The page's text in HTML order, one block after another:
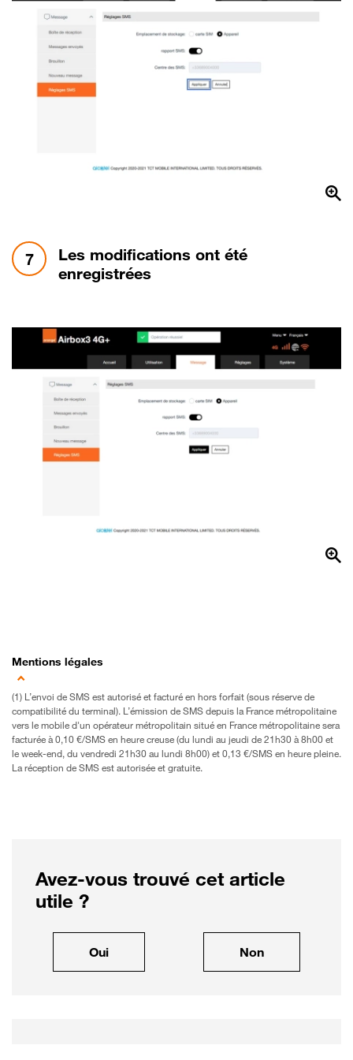
7 étape 7:
Les modifications ont été
enregistrées
Mentions légales
(1) L’envoi de SMS est autorisé et facturé en hors forfait (sous réserve de
compatibilité du terminal). L’émission de SMS depuis la France métropolitaine
vers le mobile d'un opérateur métropolitain situé en France métropolitaine sera
facturée à 0,10 €/SMS en heure creuse (du lundi au jeudi de 21h30 à 8h00 et
le week-end, du vendredi 21h30 au lundi 8h00) et 0,13 €/SMS en heure pleine.
La réception de SMS est autorisée et gratuite.
Avez-vous trouvé cet article
utile ?
Oui, cet article m'a été utileNon, cet article ne